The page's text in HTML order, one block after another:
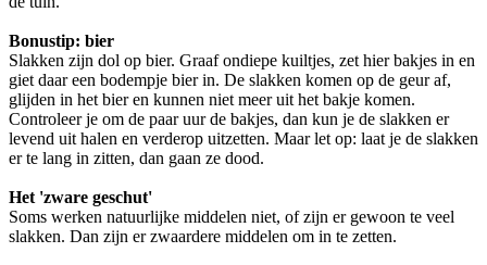
Bonustip: bier
Slakken zijn dol op bier. Graaf ondiepe kuiltjes, zet hier bakjes in en
giet daar een bodempje bier in. De slakken komen op de geur af,
glijden in het bier en kunnen niet meer uit het bakje komen.
Controleer je om de paar uur de bakjes, dan kun je de slakken er
levend uit halen en verderop uitzetten. Maar let op: laat je de slakken
er te lang in zitten, dan gaan ze dood.
Het 'zware geschut'
Soms werken natuurlijke middelen niet, of zijn er gewoon te veel
slakken. Dan zijn er zwaardere middelen om in te zetten.